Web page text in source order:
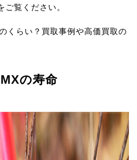
ご覧ください。
くらい？買取事例や高価買取の
の寿命